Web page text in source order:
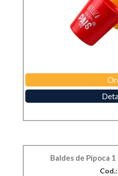
Baldes de Pipoca